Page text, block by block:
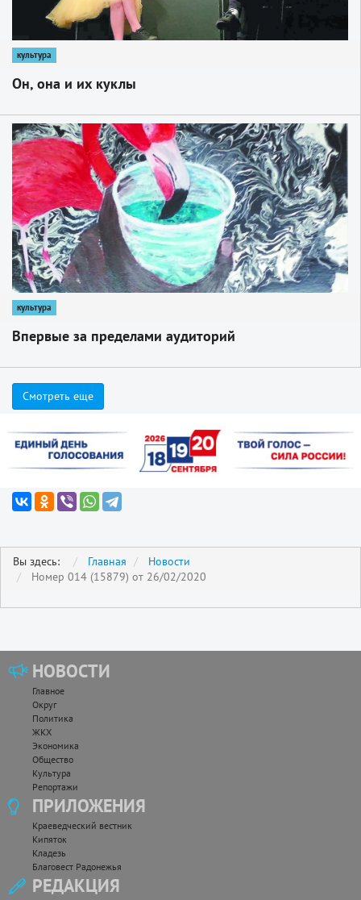
культура
Он, она и их куклы
1
культура
Впервые за пределами аудиторий
Смотреть еще
Вы здесь: Главная
Новости
Номер 014 (15879) от 26/02/2020
НОВОСТИ
Главное
Округ
Политика
ЖКХ
Экономика
Общество
Культура
Репортажи
ПРИЛОЖЕНИЯ
Краеведческий вестник
Кипяток
Кладезь
Благовест Радонежья
РЕДАКЦИЯ